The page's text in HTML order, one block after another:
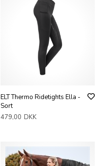
ELT Thermo Ridetights Ella -
Sort
479,00 DKK